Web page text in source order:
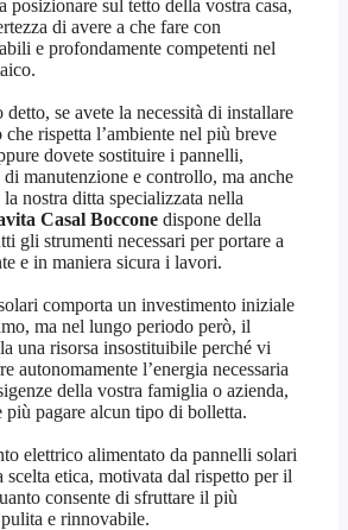
posizionare sul tetto della vostra casa,
di avere a che fare con
e profondamente competenti nel
se avete la necessità di installare
rispetta l’ambiente nel più breve
dovete sostituire i pannelli,
manutenzione e controllo, ma anche
nostra ditta specializzata nella
Casal Boccone dispone della
gli strumenti necessari per portare a
e in maniera sicura i lavori.
comporta un investimento iniziale
ma nel lungo periodo però, il
una risorsa insostituibile perché vi
autonomamente l’energia necessaria
della vostra famiglia o azienda,
pagare alcun tipo di bolletta.
elettrico alimentato da pannelli solari
scelta etica, motivata dal rispetto per il
consente di sfruttare il più
e rinnovabile.